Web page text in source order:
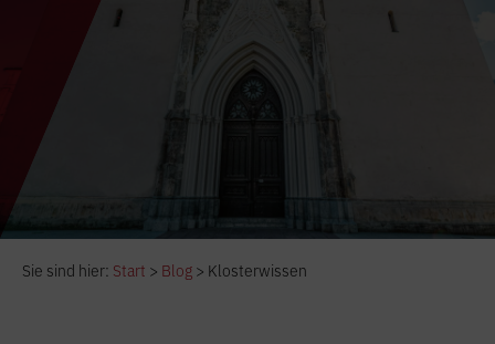
Sie sind hier: Start > Blog > Klosterwissen